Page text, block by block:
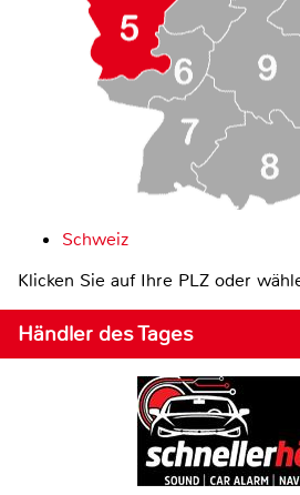
Schweiz
Klicken Sie auf Ihre PLZ oder
Händler des Tages